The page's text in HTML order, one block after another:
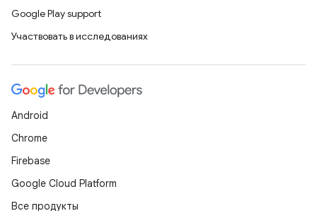
Google Play support
Участвовать в исследованиях
Android
Chrome
Firebase
Google Cloud Platform
Все продукты